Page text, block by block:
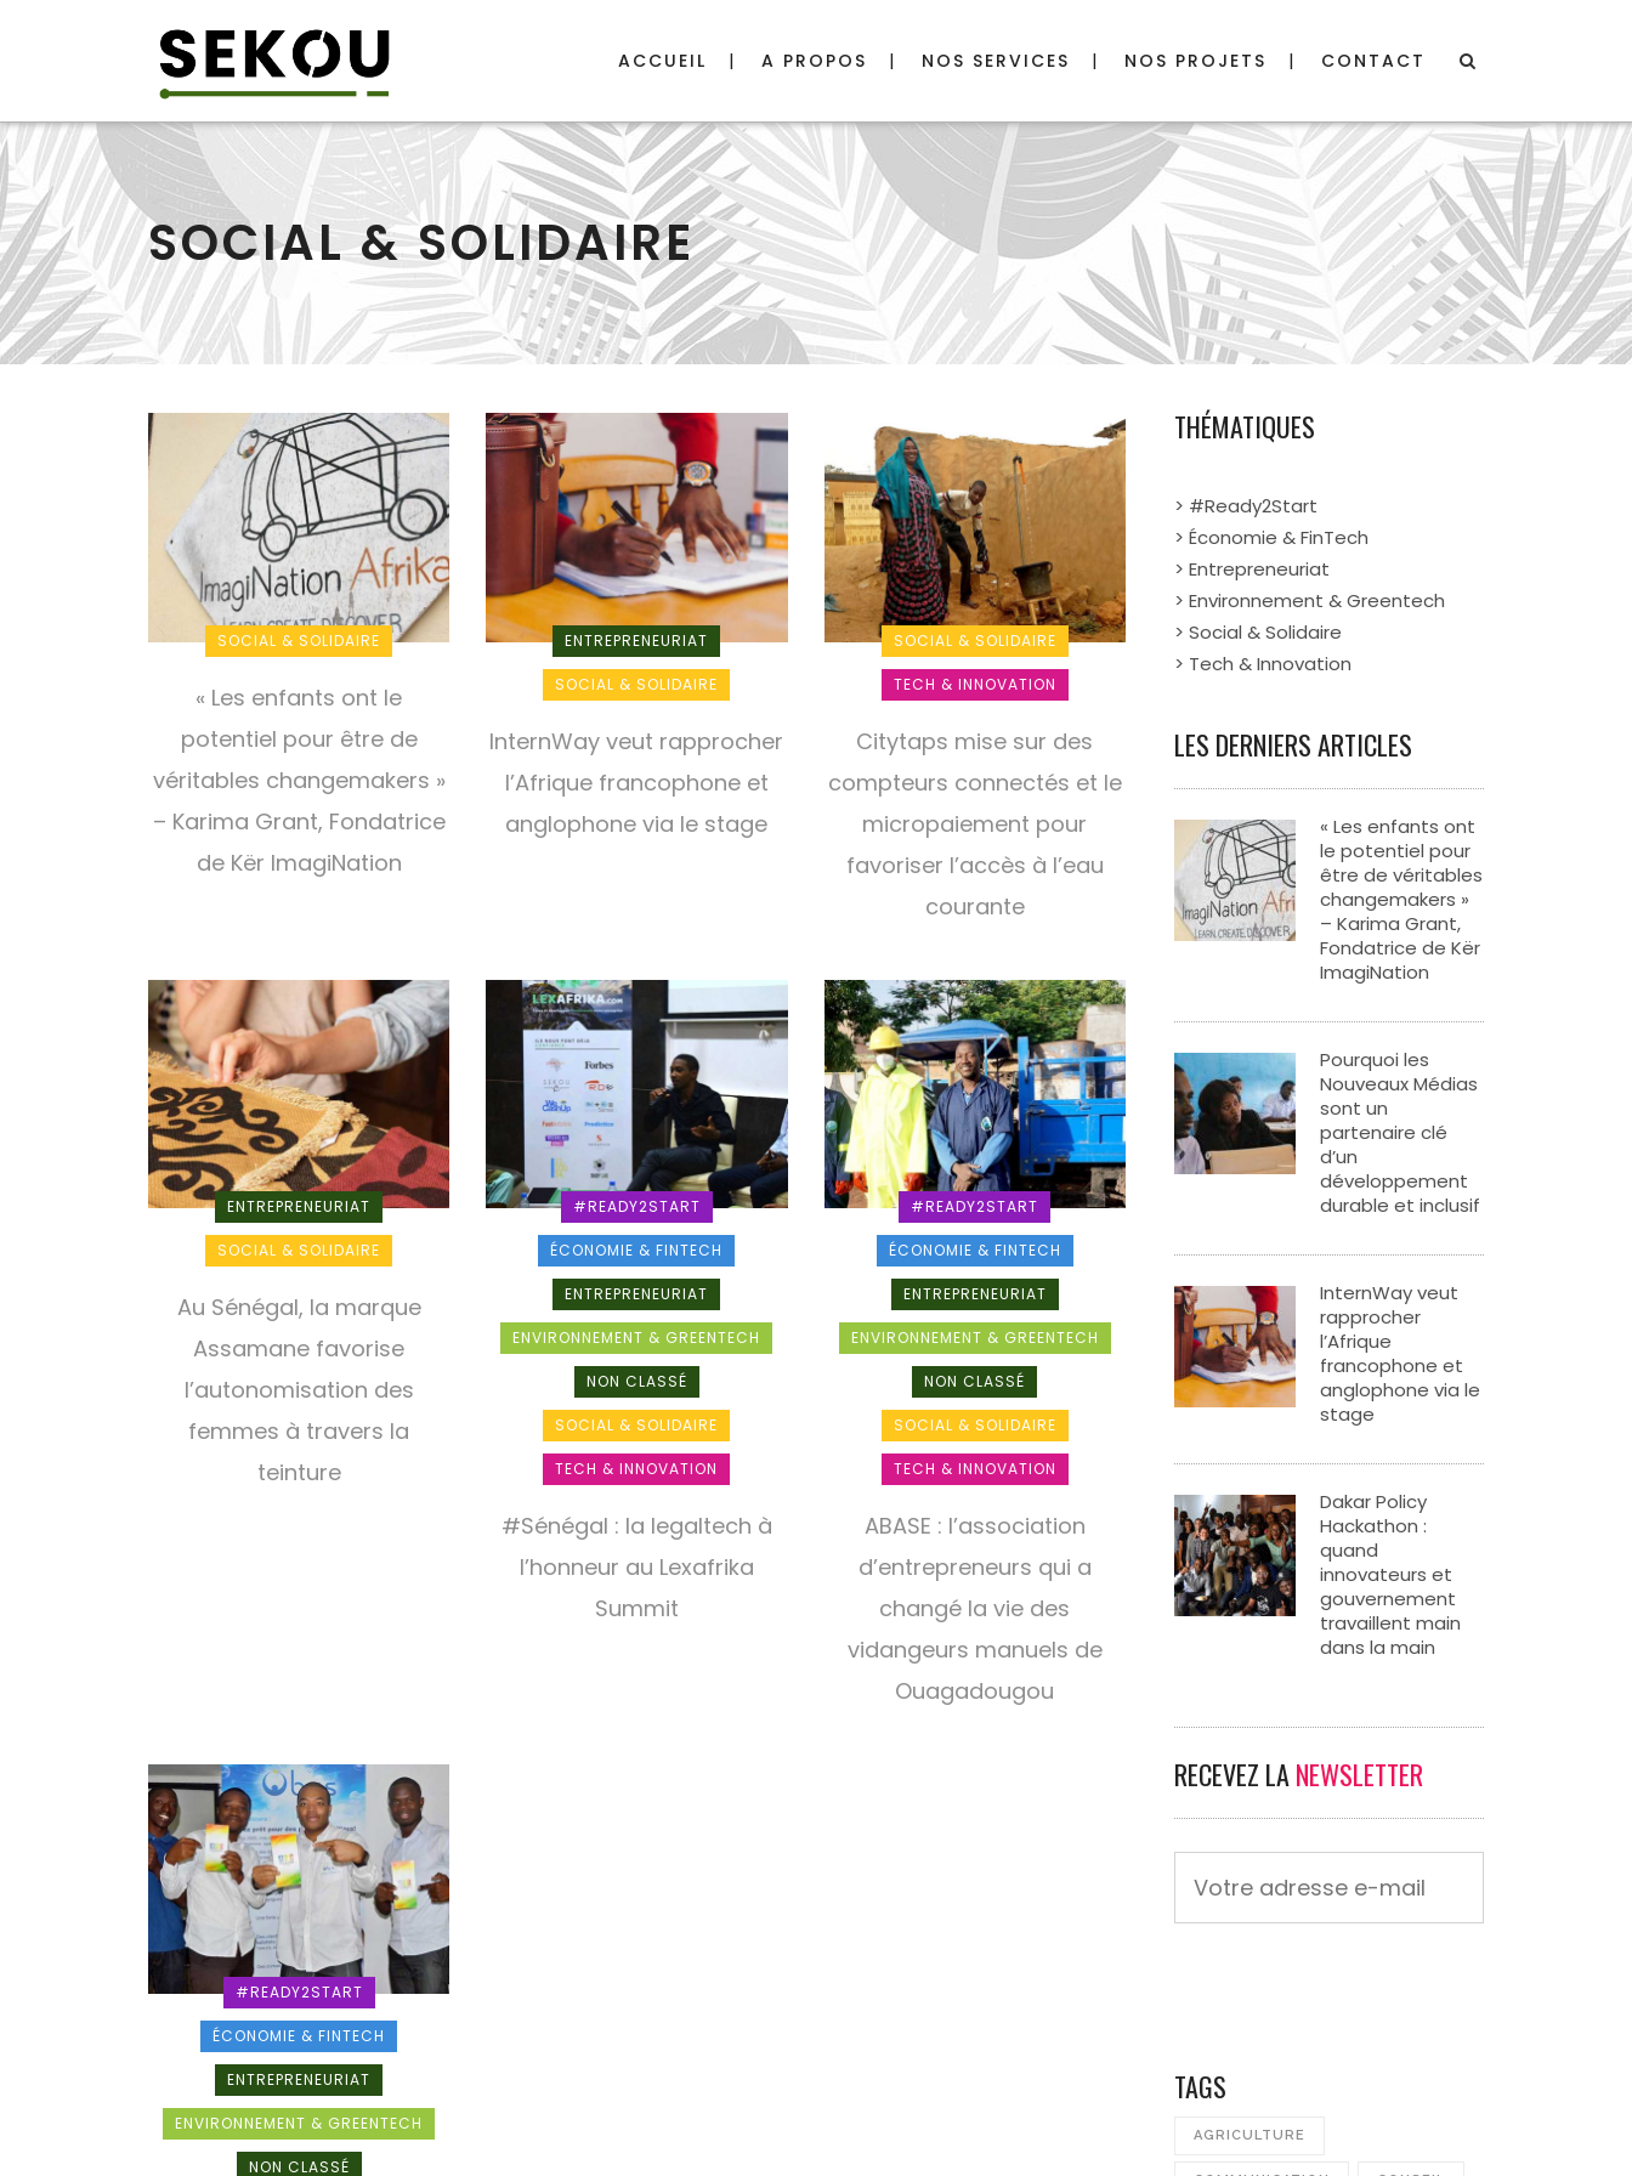
ACCUEIL A PROPOS NOS SERVICES NOS PROJETS CONTACT
SOCIAL & SOLIDAIRE
SOCIAL & SOLIDAIRE
« Les enfants ont le
potentiel pour être de
véritables changemakers »
– Karima Grant, Fondatrice
de Kër ImagiNation
ENTREPRENEURIAT
SOCIAL & SOLIDAIRE
InternWay veut rapprocher
l’Afrique francophone et
anglophone via le stage
SOCIAL & SOLIDAIRE
TECH & INNOVATION
Citytaps mise sur des
compteurs connectés et le
micropaiement pour
favoriser l’accès à l’eau
courante
ENTREPRENEURIAT
SOCIAL & SOLIDAIRE
Au Sénégal, la marque
Assamane favorise
l’autonomisation des
femmes à travers la
teinture
#READY2START
ÉCONOMIE & FINTECH
ENTREPRENEURIAT
ENVIRONNEMENT & GREENTECH
NON CLASSÉ
SOCIAL & SOLIDAIRE
TECH & INNOVATION
#Sénégal : la legaltech à
l’honneur au Lexafrika
Summit
#READY2START
ÉCONOMIE & FINTECH
ENTREPRENEURIAT
ENVIRONNEMENT & GREENTECH
NON CLASSÉ
SOCIAL & SOLIDAIRE
TECH & INNOVATION
ABASE : l’association
d’entrepreneurs qui a
changé la vie des
vidangeurs manuels de
Ouagadougou
#READY2START
ÉCONOMIE & FINTECH
ENTREPRENEURIAT
ENVIRONNEMENT & GREENTECH
NON CLASSÉ
THÉMATIQUES
> #Ready2Start
> Économie & FinTech
> Entrepreneuriat
> Environnement & Greentech
> Social & Solidaire
> Tech & Innovation
LES DERNIERS ARTICLES
« Les enfants ont
le potentiel pour
être de véritables
changemakers »
– Karima Grant,
Fondatrice de Kër
ImagiNation
Pourquoi les
Nouveaux Médias
sont un
partenaire clé
d’un
développement
durable et inclusif
InternWay veut
rapprocher
l’Afrique
francophone et
anglophone via le
stage
Dakar Policy
Hackathon :
quand
innovateurs et
gouvernement
travaillent main
dans la main
RECEVEZ LA NEWSLETTER
TAGS
AGRICULTURE